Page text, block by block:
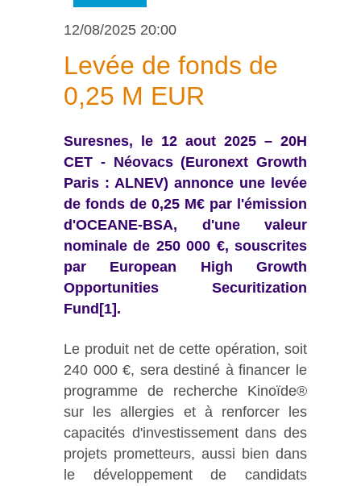
12/08/2025 20:00
Levée de fonds de
0,25 M EUR
Suresnes, le 12 aout 2025 – 20H
CET - Néovacs (Euronext Growth
Paris : ALNEV) annonce une levée
de fonds de 0,25 M€ par l'émission
d'OCEANE-BSA, d'une valeur
nominale de 250 000 €, souscrites
par European High Growth
Opportunities Securitization
Fund[1].
Le produit net de cette opération, soit
240 000 €, sera destiné à financer le
programme de recherche Kinoïde®
sur les allergies et à renforcer les
capacités d'investissement dans des
projets prometteurs, aussi bien dans
le développement de candidats